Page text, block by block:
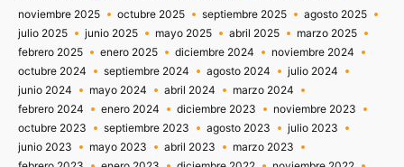
noviembre 2025
octubre 2025 septiembre 2025
agosto 2025
julio 2025
junio 2025 mayo 2025 abril 2025
marzo 2025
febrero 2025
enero 2025 diciembre 2024
noviembre 2024
octubre 2024
septiembre 2024 agosto 2024
julio 2024
junio 2024
mayo 2024 abril 2024
marzo 2024
febrero 2024
enero 2024 diciembre 2023
noviembre 2023
octubre 2023
septiembre 2023 agosto 2023
julio 2023
junio 2023
mayo 2023 abril 2023
marzo 2023